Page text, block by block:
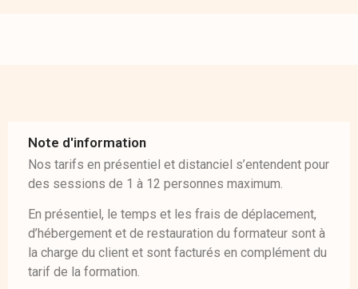
Note d'information
Nos tarifs en présentiel et distanciel s’entendent pour
des sessions de 1 à 12 personnes maximum.
En présentiel, le temps et les frais de déplacement,
d’hébergement et de restauration du formateur sont à
la charge du client et sont facturés en complément du
tarif de la formation.